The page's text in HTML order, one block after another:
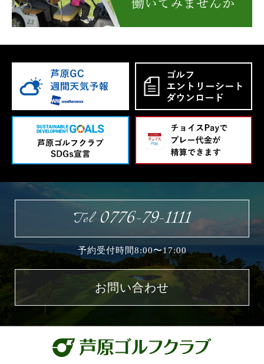
Tel 0776-79-1111
予約受付時間8:00〜17:00
お問い合わせ